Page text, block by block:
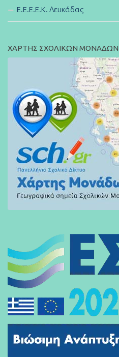
E.E.E.E.K. Λευκάδας
ΧΑΡΤΗΣ ΣΧΟΛΙΚΩΝ ΜΟΝΑΔΩΝ